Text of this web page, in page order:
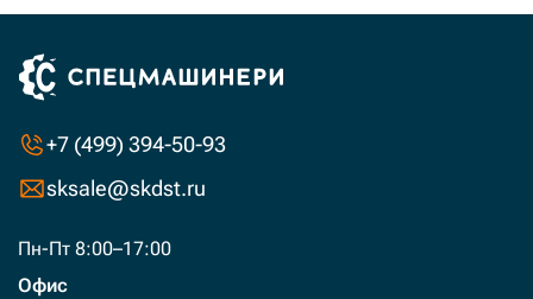
+7 (499) 394-50-93
sksale@skdst.ru
Пн-Пт 8:00–17:00
Офис